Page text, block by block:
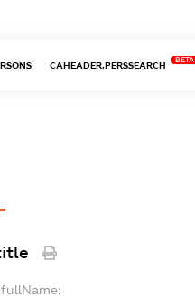
CAHEADER.PERSSEARCH
BETA